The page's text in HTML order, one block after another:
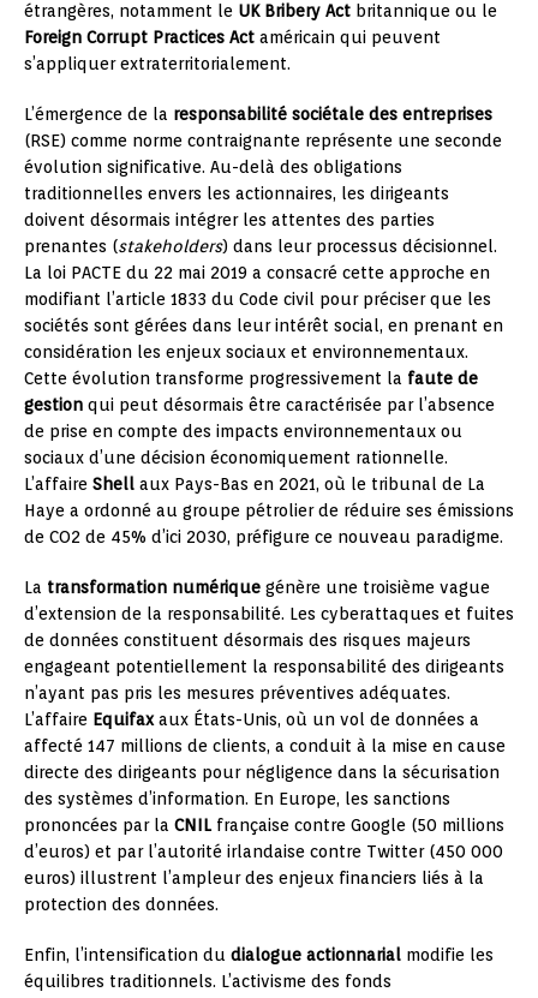
étrangères, notamment le UK Bribery Act britannique ou le
Foreign Corrupt Practices Act américain qui peuvent
s’appliquer extraterritorialement.
L’émergence de la responsabilité sociétale des entreprises
(RSE) comme norme contraignante représente une seconde
évolution significative. Au-delà des obligations
traditionnelles envers les actionnaires, les dirigeants
doivent désormais intégrer les attentes des parties
prenantes (stakeholders) dans leur processus décisionnel.
La loi PACTE du 22 mai 2019 a consacré cette approche en
modifiant l’article 1833 du Code civil pour préciser que les
sociétés sont gérées dans leur intérêt social, en prenant en
considération les enjeux sociaux et environnementaux.
Cette évolution transforme progressivement la faute de
gestion qui peut désormais être caractérisée par l’absence
de prise en compte des impacts environnementaux ou
sociaux d’une décision économiquement rationnelle.
L’affaire Shell aux Pays-Bas en 2021, où le tribunal de La
Haye a ordonné au groupe pétrolier de réduire ses émissions
de CO2 de 45% d’ici 2030, préfigure ce nouveau paradigme.
La transformation numérique génère une troisième vague
d’extension de la responsabilité. Les cyberattaques et fuites
de données constituent désormais des risques majeurs
engageant potentiellement la responsabilité des dirigeants
n’ayant pas pris les mesures préventives adéquates.
L’affaire Equifaxaux États-Unis, où un vol de données a
affecté 147 millions de clients, a conduit à la mise en cause
directe des dirigeants pour négligence dans la sécurisation
des systèmes d’information. En Europe, les sanctions
prononcées par la CNIL française contre Google (50 millions
d’euros) et par l’autorité irlandaise contre Twitter (450 000
euros) illustrent l’ampleur des enjeux financiers liés à la
protection des données.
Enfin, l’intensification du dialogue actionnarial modifie les
équilibres traditionnels. L’activisme des fonds